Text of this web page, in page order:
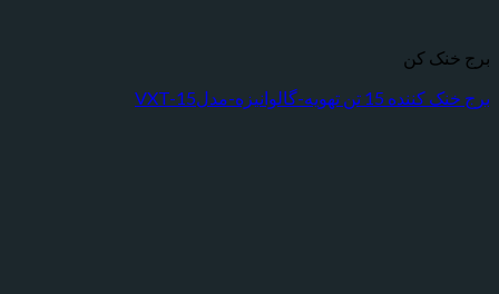
برج خنک کن
برج خنک کننده 15 تن تهویه-گالوانیزه-مدلVXT-15